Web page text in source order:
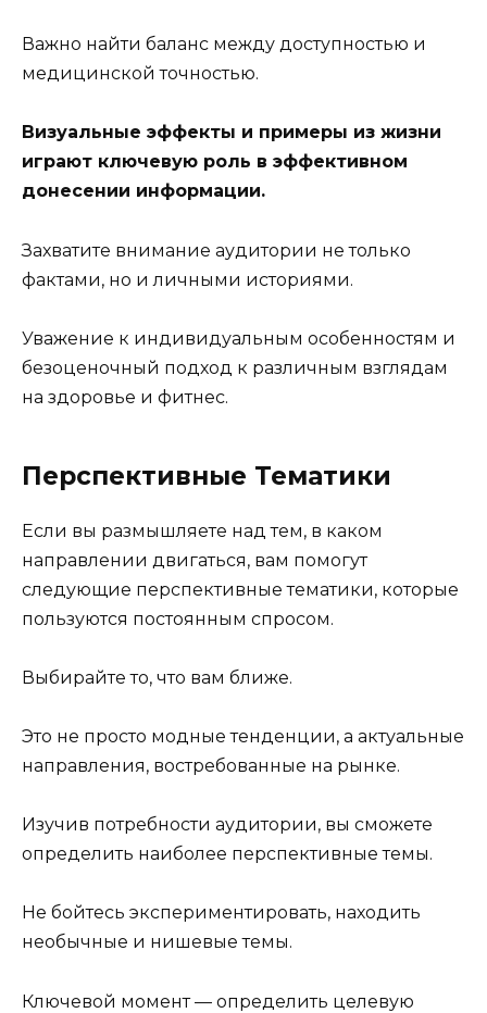
Важно найти баланс между доступностью и
медицинской точностью.
Визуальные эффекты и примеры из жизни
играют ключевую роль в эффективном
донесении информации.
Захватите внимание аудитории не только
фактами, но и личными историями.
Уважение к индивидуальным особенностям и
безоценочный подход к различным взглядам
на здоровье и фитнес.
Перспективные Тематики
Если вы размышляете над тем, в каком
направлении двигаться, вам помогут
следующие перспективные тематики, которые
пользуются постоянным спросом.
Выбирайте то, что вам ближе.
Это не просто модные тенденции, а актуальные
направления, востребованные на рынке.
Изучив потребности аудитории, вы сможете
определить наиболее перспективные темы.
Не бойтесь экспериментировать, находить
необычные и нишевые темы.
Ключевой момент — определить целевую